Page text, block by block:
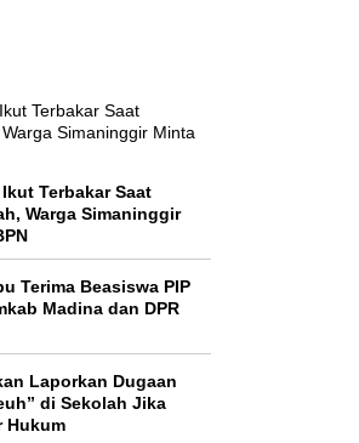
Terbakar Saat
Warga Simaninggir
Terima Beasiswa PIP
Madina dan DPR
Laporkan Dugaan
di Sekolah Jika
Hukum